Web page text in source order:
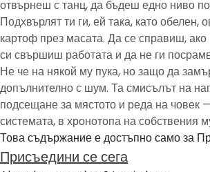
отвърнеш с танц, да бъдеш едно ниво
Подхвърлят ти ги, ей така, като
картоф през масата. Да се справиш,
си свършиш работата и да не ги
Не че на някой му пука, но защо да
допълнително с шум. Та смисълът на
подсещане за мястото и реда на човек
системата, в хронотопа на собствения
Това съдържание е достъпно само за
Присъедини се сега